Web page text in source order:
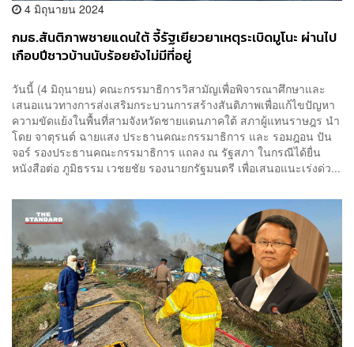
4 มิถุนายน 2024
กมธ.สันติภาพชายแดนใต้ จี้รัฐเยียวยาเหตุระเบิดมูโนะ ผ่านไป
เกือบปีชาวบ้านนับร้อยยังไม่มีที่อยู่
วันนี้ (4 มิถุนายน) คณะกรรมาธิการวิสามัญเพื่อพิจารณาศึกษาและ
เสนอแนวทางการส่งเสริมกระบวนการสร้างสันติภาพเพื่อแก้ไขปัญหา
ความขัดแย้งในพื้นที่สามจังหวัดชายแดนภาคใต้ สภาผู้แทนราษฎร นำ
โดย จาตุรนต์ ฉายแสง ประธานคณะกรรมาธิการ และ รอมฎอน ปัน
จอร์ รองประธานคณะกรรมาธิการ แถลง ณ รัฐสภา ในกรณีได้ยื่น
หนังสือต่อ ภูมิธรรม เวชยชัย รองนายกรัฐมนตรี เพื่อเสนอแนะเร่งด่ว...